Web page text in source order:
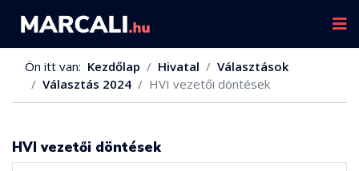
Ön itt van: Kezdőlap Hivatal
Választások
Választás 2024
HVI vezetői döntések
HVI vezetői döntések